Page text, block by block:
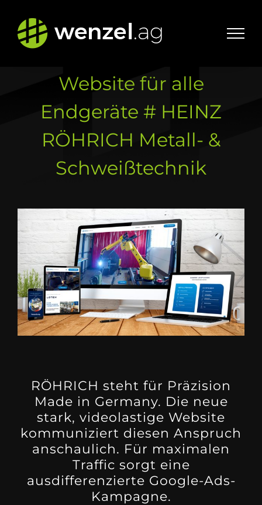
Inhalt
springen
Website für alle
Endgeräte # HEINZ
RÖHRICH Metall- &
Schweißtechnik
grösseres
Bild
RÖHRICH steht für Präzision
Made in Germany. Die neue
stark, videolastige Website
kommuniziert diesen Anspruch
anschaulich. Für maximalen
Traffic sorgt eine
ausdifferenzierte Google-Ads-
Kampagne.